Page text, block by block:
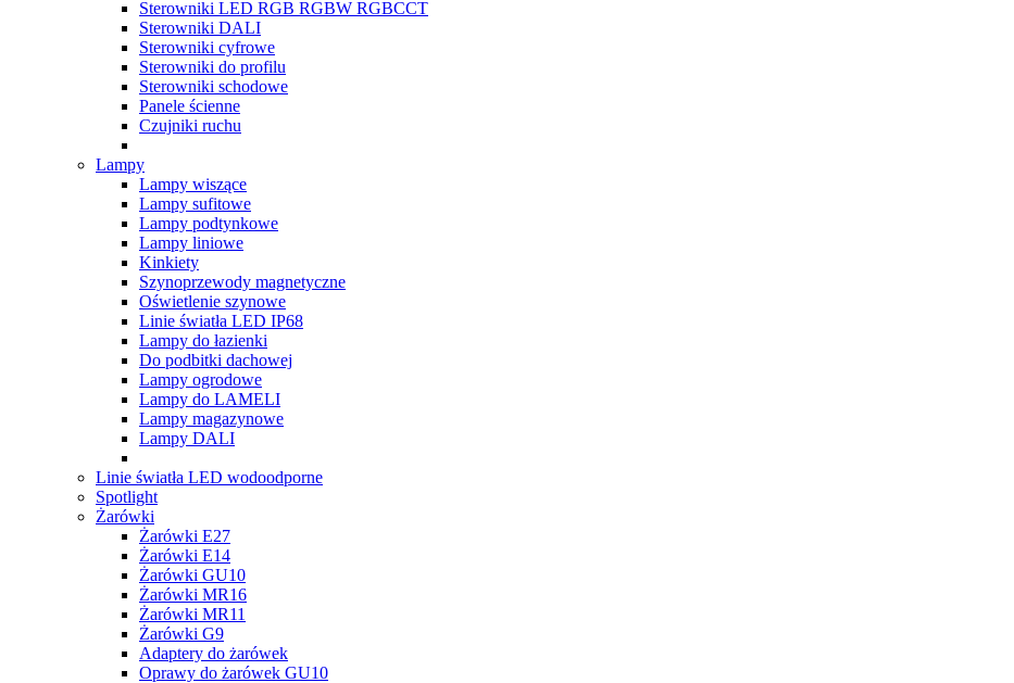
Sterowniki LED RGB RGBW RGBCCT
Sterowniki DALI
Sterowniki cyfrowe
Sterowniki do profilu
Sterowniki schodowe
Panele ścienne
Czujniki ruchu
Lampy
Lampy wiszące
Lampy sufitowe
Lampy podtynkowe
Lampy liniowe
Kinkiety
Szynoprzewody magnetyczne
Oświetlenie szynowe
Linie światła LED IP68
Lampy do łazienki
Do podbitki dachowej
Lampy ogrodowe
Lampy do LAMELI
Lampy magazynowe
Lampy DALI
Linie światła LED wodoodporne
Spotlight
Żarówki
Żarówki E27
Żarówki E14
Żarówki GU10
Żarówki MR16
Żarówki MR11
Żarówki G9
Adaptery do żarówek
Oprawy do żarówek GU10